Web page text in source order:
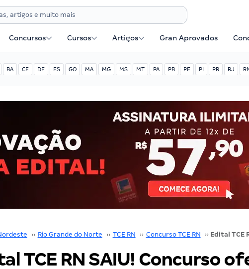
Concursos Cursos Artigos Gran Aprovados
BA CE DF ES GO MA MG MS MT PA PB PE PI PR RJ
›› Rio Grande do Norte ›› TCE RN ›› Concurso TCE RN ››
TCE RN SAIU! Concurso